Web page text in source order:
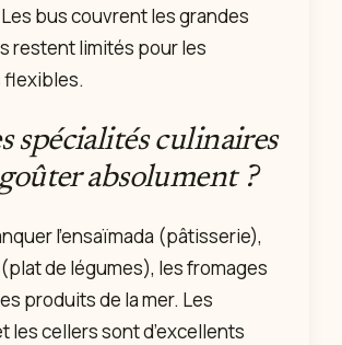
bus couvrent les grandes
restent limités pour les
flexibles.
spécialités culinaires
absolument ?
l’ensaïmada (pâtisserie),
de légumes), les fromages
produits de la mer. Les
les cellers sont d’excellents